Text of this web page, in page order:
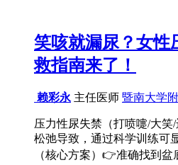
笑咳就漏尿？女性
救指南来了！
赖彩永 主任医师 暨南大学
压力性尿失禁（打喷嚏/大
松弛导致，通过科学训练可
（核心方案）👉准确找到